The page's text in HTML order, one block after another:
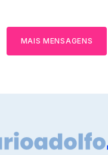
MAIS MENSAGENS